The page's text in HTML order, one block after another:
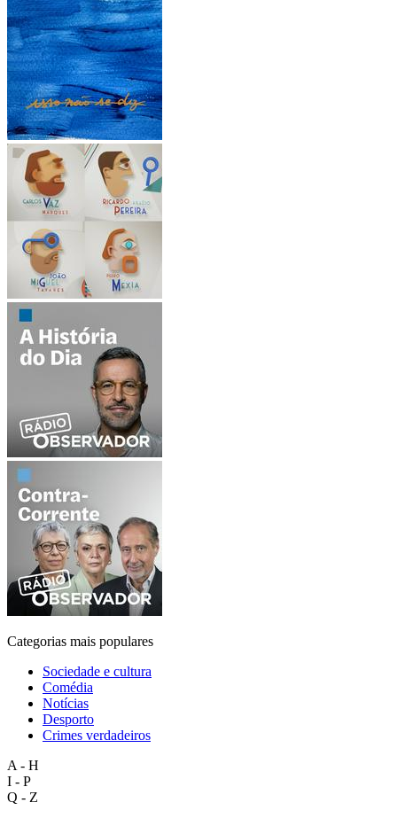
Categorias mais populares
Sociedade e cultura
Comédia
Notícias
Desporto
Crimes verdadeiros
A - H
I - P
Q - Z